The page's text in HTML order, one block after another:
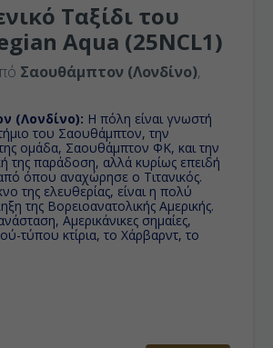
Ταξίδι του
Aqua (25NCL1)
Σαουθάμπτον (Λονδίνο),
(Λονδίνο): H πόλη είναι γνωστή
του Σαουθάμπτον, την
ομάδα, Σαουθάμπτον ΦΚ, και την
της παράδοση, αλλά κυρίως επειδή
όπου αναχώρησε ο Τιτανικός.
της ελευθερίας, είναι η πολύ
της Βορειοανατολικής Αμερικής.
Αμερικάνικες σημαίες,
τύπου κτίρια, το Χάρβαρντ, το